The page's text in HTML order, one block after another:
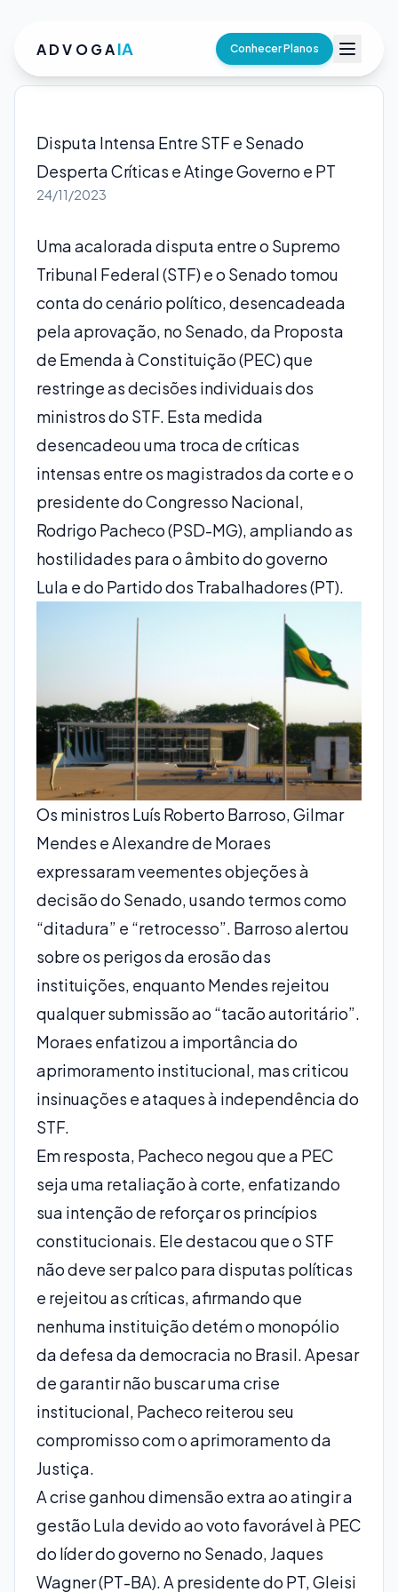
ADVOGAIA Conhecer Planos
Disputa Intensa Entre STF e Senado
Desperta Críticas e Atinge Governo e PT
24/11/2023
Uma acalorada disputa entre o Supremo
Tribunal Federal (STF) e o Senado tomou
conta do cenário político, desencadeada
pela aprovação, no Senado, da Proposta
de Emenda à Constituição (PEC) que
restringe as decisões individuais dos
ministros do STF. Esta medida
desencadeou uma troca de críticas
intensas entre os magistrados da corte e o
presidente do Congresso Nacional,
Rodrigo Pacheco (PSD-MG), ampliando as
hostilidades para o âmbito do governo
Lula e do Partido dos Trabalhadores (PT).
Os ministros Luís Roberto Barroso, Gilmar
Mendes e Alexandre de Moraes
expressaram veementes objeções à
decisão do Senado, usando termos como
“ditadura” e “retrocesso”. Barroso alertou
sobre os perigos da erosão das
instituições, enquanto Mendes rejeitou
qualquer submissão ao “tacão autoritário”.
Moraes enfatizou a importância do
aprimoramento institucional, mas criticou
insinuações e ataques à independência do
STF.
Em resposta, Pacheco negou que a PEC
seja uma retaliação à corte, enfatizando
sua intenção de reforçar os princípios
constitucionais. Ele destacou que o STF
não deve ser palco para disputas políticas
e rejeitou as críticas, afirmando que
nenhuma instituição detém o monopólio
da defesa da democracia no Brasil. Apesar
de garantir não buscar uma crise
institucional, Pacheco reiterou seu
compromisso com o aprimoramento da
Justiça.
A crise ganhou dimensão extra ao atingir a
gestão Lula devido ao voto favorável à PEC
do líder do governo no Senado, Jaques
Wagner (PT-BA). A presidente do PT, Gleisi